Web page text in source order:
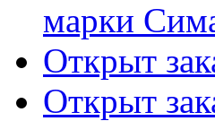
марки
Открыт
Открыт